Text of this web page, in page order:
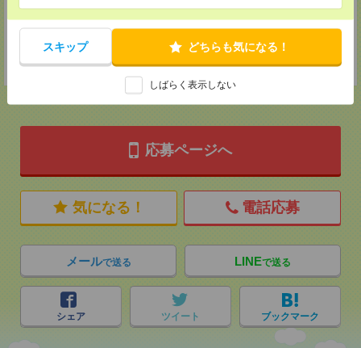
スキップ どちらも気になる！
しばらく表示しない
★今ならご来社登録でQUOカード2000円分をプレゼント中★
応募ページへ
気になる！ 電話応募
メールで送る LINEで送る
シェア ツイート ブックマーク